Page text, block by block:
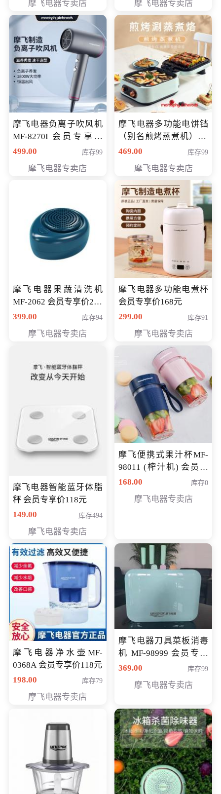
摩飞电器专卖店 摩飞电器专卖店
摩飞电器负离子吹风机
MF-8270I 会员专享价
369元
499.00 库存99
摩飞电器专卖店
摩飞电器多功能电饼铛
（别名煎烤蒸煮机） 型
号MF-8888B 会员专享
469.00 库存99
摩飞电器专卖店
摩飞电器果蔬清洗机
MF-2062 会员专享价268
元
399.00 库存94
摩飞电器专卖店
摩飞电器多功能电煮杯
会员专享价168元
299.00
库存91
摩飞电器专卖店
摩飞电器智能蓝牙体脂
秤 会员专享价118元
149.00
库存494
摩飞电器专卖店
摩飞便携式果汁杯MF-
98011 (榨汁机) 会员专
享价138元
168.00 库存0
摩飞电器专卖店
摩飞电器净水壶MF-
0368A 会员专享价118元
198.00
库存79
摩飞电器专卖店
摩飞电器刀具菜板消毒
机 MF-98999 会员专享
价286元
369.00 库存99
摩飞电器专卖店